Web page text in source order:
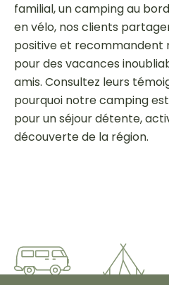
familial, un camping au
en vélo, nos clients
positive et recommandent
pour des vacances
amis. Consultez leurs
pourquoi notre camping
pour un séjour détente,
découverte de la région.